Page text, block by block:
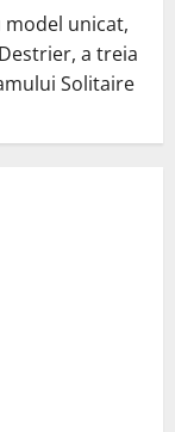
unicat,
a treia
Solitaire